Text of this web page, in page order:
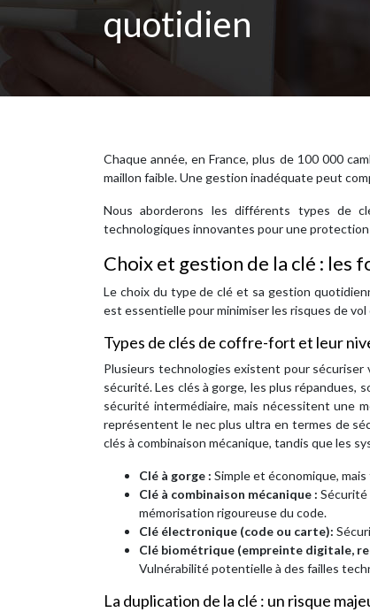
quotidien
Chaque année, en France, plus de 100 000
maillon faible. Une gestion inadéquate peut
Nous aborderons les différents types de
technologiques innovantes pour une protection
Choix et gestion de la clé : les
Le choix du type de clé et sa gestion
est essentielle pour minimiser les risques de
Types de clés de coffre-fort et leur
Plusieurs technologies existent pour
sécurité. Les clés à gorge, les plus répandues,
sécurité intermédiaire, mais nécessitent une
représentent le nec plus ultra en termes de
clés à combinaison mécanique, tandis que les
Clé à gorge : Simple et économique,
Clé à combinaison mécanique : Sécurité
mémorisation rigoureuse du code.
Clé électronique (code ou carte):
Clé biométrique (empreinte digitale,
Vulnérabilité potentielle à des failles
La duplication de la clé : un risque